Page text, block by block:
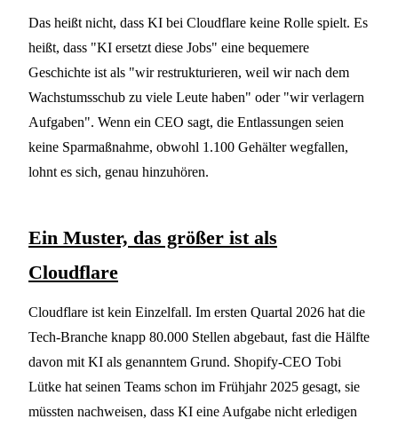
Das heißt nicht, dass KI bei Cloudflare keine Rolle spielt. Es
heißt, dass "KI ersetzt diese Jobs" eine bequemere
Geschichte ist als "wir restrukturieren, weil wir nach dem
Wachstumsschub zu viele Leute haben" oder "wir verlagern
Aufgaben". Wenn ein CEO sagt, die Entlassungen seien
keine Sparmaßnahme, obwohl 1.100 Gehälter wegfallen,
lohnt es sich, genau hinzuhören.
Ein Muster, das größer ist als
Cloudflare
Cloudflare ist kein Einzelfall. Im ersten Quartal 2026 hat die
Tech-Branche knapp 80.000 Stellen abgebaut, fast die Hälfte
davon mit KI als genanntem Grund. Shopify-CEO Tobi
Lütke hat seinen Teams schon im Frühjahr 2025 gesagt, sie
müssten nachweisen, dass KI eine Aufgabe nicht erledigen